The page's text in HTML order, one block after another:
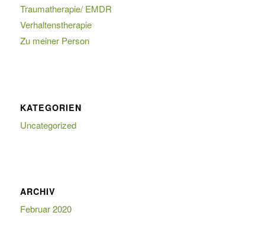
Traumatherapie/ EMDR
Verhaltenstherapie
Zu meiner Person
KATEGORIEN
Uncategorized
ARCHIV
Februar 2020